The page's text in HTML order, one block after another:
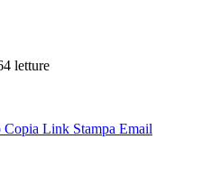
letture
Copia Link Stampa Email